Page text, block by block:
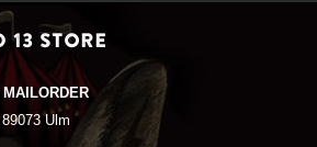
13 STORE
Ulm